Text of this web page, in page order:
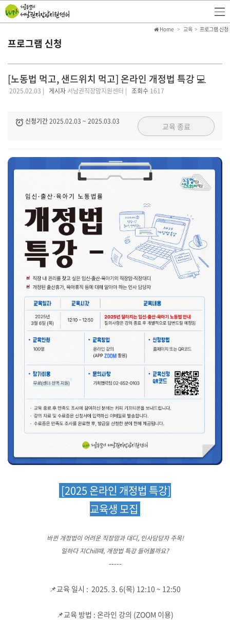
프로그램 신청
Home 교육 프로그램 신청
[노동법 먹고, 샌드위치 먹고] 온라인 개정법 특강 💻
2025.02.03 | 게시자 서남권직장맘지원센터 | 조회수 1617
신청기간2025.02.03 ~ 2025.03.03 교육 종료
[2025 온라인 개정법 특강]
교육생 모집
바뀐 개정법이 어려운 직장맘과 대디, 인사담당자 주목!
일하다 지Chill때, 개정법 특강 들어볼까요?
-----
📌교육 일시 : 2025. 3. 6(목) 12:10 ~ 12:50
📌교육 방법 : 온라인 강의 (ZOOM 이용)